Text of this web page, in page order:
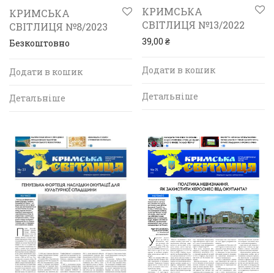
КРИМСЬКА
СВІТЛИЦЯ №8/2023
Безкоштовно
Додати в кошик
Детальніше
КРИМСЬКА
СВІТЛИЦЯ №13/2022
39,00 ₴
Додати в кошик
Детальніше